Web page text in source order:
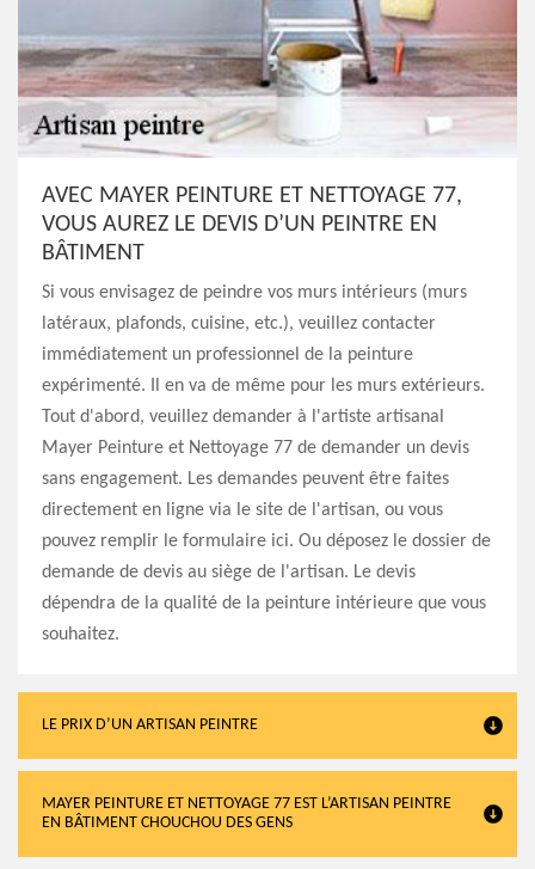
AVEC MAYER PEINTURE ET NETTOYAGE 77,
VOUS AUREZ LE DEVIS D’UN PEINTRE EN
BÂTIMENT
Si vous envisagez de peindre vos murs intérieurs (murs
latéraux, plafonds, cuisine, etc.), veuillez contacter
immédiatement un professionnel de la peinture
expérimenté. Il en va de même pour les murs extérieurs.
Tout d'abord, veuillez demander à l'artiste artisanal
Mayer Peinture et Nettoyage 77 de demander un devis
sans engagement. Les demandes peuvent être faites
directement en ligne via le site de l'artisan, ou vous
pouvez remplir le formulaire ici. Ou déposez le dossier de
demande de devis au siège de l'artisan. Le devis
dépendra de la qualité de la peinture intérieure que vous
souhaitez.
LE PRIX D’UN ARTISAN PEINTRE
MAYER PEINTURE ET NETTOYAGE 77 EST L’ARTISAN PEINTRE
EN BÂTIMENT CHOUCHOU DES GENS